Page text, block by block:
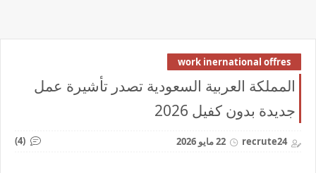
work inernational offres
المملكة العربية السعودية تصدر تأشيرة عمل
جديدة بدون كفيل 2026
recrute24 22 مايو 2026 (4)